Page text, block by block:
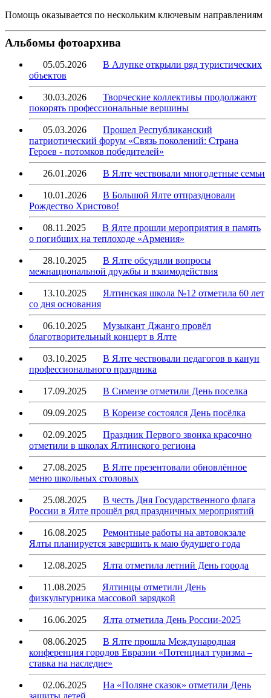
Помощь оказывается по нескольким ключевым направлениям
Альбомы фотоархива
05.05.2026
В Алупке открыли ряд туристических
объектов
30.03.2026
Творческие коллективы продолжают
покорять профессиональные вершины
05.03.2026
Прошел Республиканский
патриотический форум «Связь поколений: Страна
Героев - потомков победителей»
26.01.2026 В Ялте чествовали многодетные семьи
10.01.2026
В Большой Ялте отпраздновали
Рождество Христово!
08.11.2025
В Ялте прошли мероприятия в память
о погибших на теплоходе «Армения»
28.10.2025
В Ялте обсудили вопросы
межнациональной дружбы и взаимодействия
13.10.2025
Ялтинская школа №12 отметила 60 лет
со дня основания
06.10.2025
Музыкант Джанго провёл
благотворительный концерт в Ялте
03.10.2025
В Ялте чествовали педагогов в канун
профессионального праздника
17.09.2025 В Симеизе отметили День поселка
09.09.2025 В Кореизе состоялся День посёлка
02.09.2025
Праздник Первого звонка красочно
отметили в школах Ялтинского региона
27.08.2025
В Ялте презентовали обновлённое
меню школьных столовых
25.08.2025
В честь Дня Государственного флага
России в Ялте прошёл ряд праздничных мероприятий
16.08.2025
Ремонтные работы на автовокзале
Ялты планируется завершить к маю будущего года
12.08.2025 Ялта отметила летний День города
11.08.2025
Ялтинцы отметили День
физкультурника массовой зарядкой
16.06.2025 Ялта отметила День России-2025
08.06.2025
В Ялте прошла Международная
конференция городов Евразии «Потенциал туризма –
ставка на наследие»
02.06.2025
На «Поляне сказок» отметили День
защиты детей